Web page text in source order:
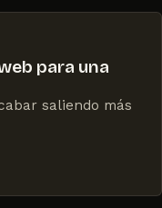
para una
saliendo más